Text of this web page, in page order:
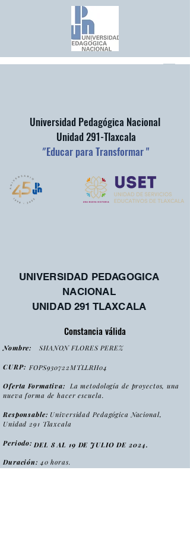
Universidad Pedagógica Nacional
Unidad 291-Tlaxcala
"Educar para Transformar "
UNIVERSIDAD PEDAGOGICA
NACIONAL
UNIDAD 291 TLAXCALA
Constancia válida
Nombre:
CURP:
Oferta Formativa: La metodología de proyectos, una
nueva forma de hacer escuela.
Responsable: Universidad Pedagógica Nacional,
Unidad 291 Tlaxcala
Periodo:
Duración: 40 horas.
SHANON FLORES PEREZ
FOPS930722MTLLRH04
DEL 8 AL 19 DE JULIO DE 2024.